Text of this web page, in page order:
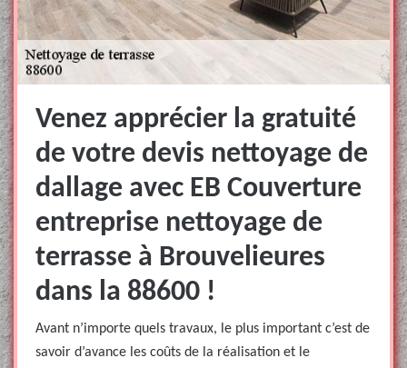
Venez apprécier la gratuité
de votre devis nettoyage de
dallage avec EB Couverture
entreprise nettoyage de
terrasse à Brouvelieures
dans la 88600 !
Avant n’importe quels travaux, le plus important c’est de
savoir d’avance les coûts de la réalisation et le